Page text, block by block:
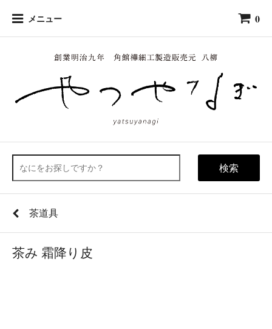
メニュー 0
検索
茶道具
茶み 霜降り皮